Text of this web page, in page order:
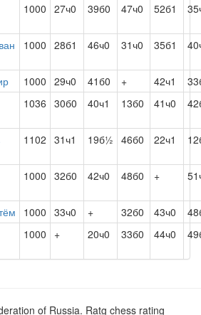
1000 27ч0 39б0 47ч0 52б1
1000 28б1 46ч0 31ч0 35б1
1000 29ч0 41б0 + 42ч1
1036 30б0 40ч1 13б0 41ч0
1102 31ч1 19б½ 46б0 22ч1
1000 32б0 42ч0 48б0 +
1000 33ч0 + 32б0 43ч0
1000 + 20ч0 33б0 44ч0
of Russia. Ratg chess rating